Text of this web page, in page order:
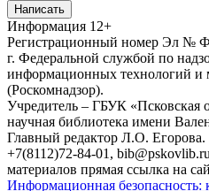
Написать
Информация 12+
Регистрационный номер Эл №
г. Федеральной службой по
информационных технологий и
(Роскомнадзор).
Учредитель – ГБУК «Псковская
научная библиотека имени
Главный редактор Л.О. Егорова.
+7(8112)72-84-01, bib@pskovlib.ru
материалов прямая ссылка на
Информационная безопасность: